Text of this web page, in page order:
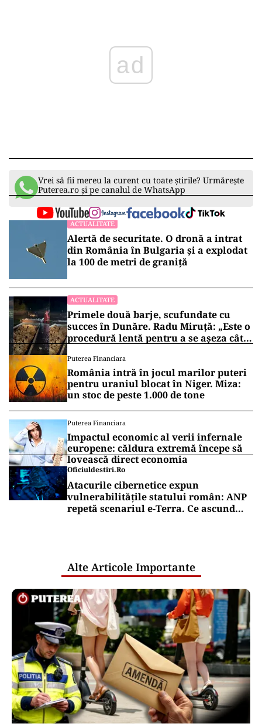
ad
Vrei să fii mereu la curent cu toate știrile? Urmărește
Puterea.ro și pe canalul de WhatsApp
ACTUALITATE
Alertă de securitate. O dronă a intrat
din România în Bulgaria şi a explodat
la 100 de metri de graniţă
ACTUALITATE
Primele două barje, scufundate cu
succes în Dunăre. Radu Miruță: „Este o
procedură lentă pentru a se așeza cât
Puterea Financiara
România intră în jocul marilor puteri
pentru uraniul blocat în Niger. Miza:
un stoc de peste 1.000 de tone
Puterea Financiara
Impactul economic al verii infernale
europene: căldura extremă începe să
lovească direct economia
Oficiuldestiri.ro
Atacurile cibernetice expun
vulnerabilitățile statului român: ANP
repetă scenariul e‑Terra. Ce ascund
Alte Articole Importante